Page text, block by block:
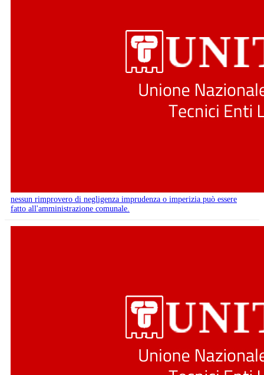
nessun rimprovero di negligenza imprudenza o imperizia può essere
fatto all'amministrazione comunale.